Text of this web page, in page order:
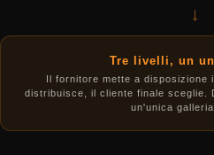
→
Tre livelli, un
Il fornitore mette a
distribuisce, il cliente finale sceglie.
un'unica